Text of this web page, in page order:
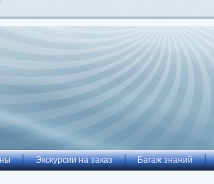
Экскурсии на заказ Багаж знаний